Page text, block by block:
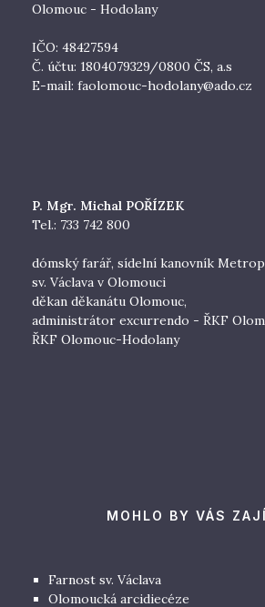
Olomouc - Hodolany
IČO: 48427594
Č. účtu: 1804079329/0800 ČS, a.s
E-mail: faolomouc-hodolany@ado.cz
P. Mgr. Michal POŘÍZEK
Tel.: 733 742 800
dómský farář, sídelní kanovník
sv. Václava v Olomouci
děkan děkanátu Olomouc,
administrátor excurrendo - ŘKF
ŘKF Olomouc-Hodolany
MOHLO BY VÁS
Farnost sv. Václava
Olomoucká arcidiecéze